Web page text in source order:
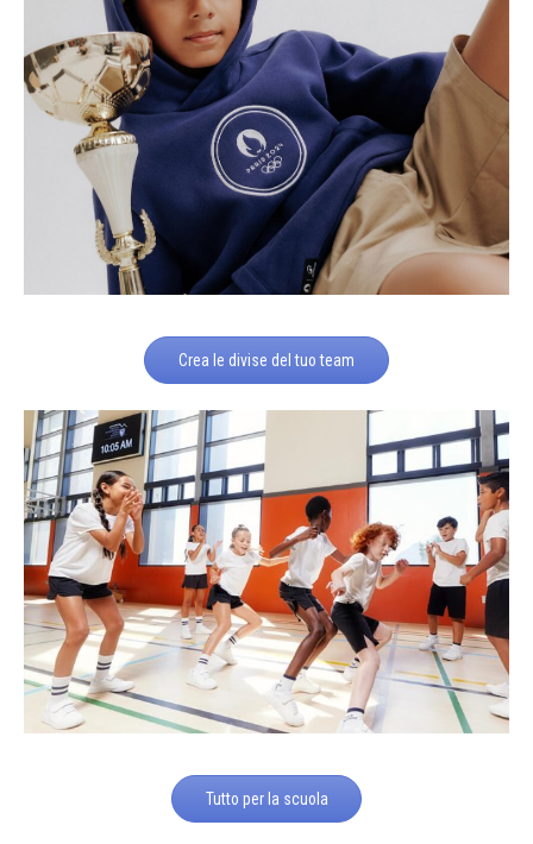
Crea le divise del tuo team
Tutto per la scuola